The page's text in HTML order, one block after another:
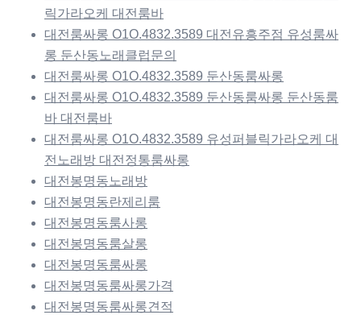
릭가라오케 대전룸바
대전룸싸롱 O1O.4832.3589 대전유흥주점 유성룸싸
롱 둔산동노래클럽문의
대전룸싸롱 O1O.4832.3589 둔산동룸싸롱
대전룸싸롱 O1O.4832.3589 둔산동룸싸롱 둔산동룸
바 대전룸바
대전룸싸롱 O1O.4832.3589 유성퍼블릭가라오케 대
전노래방 대전정통룸싸롱
대전봉명동노래방
대전봉명동란제리룸
대전봉명동룸사롱
대전봉명동룸살롱
대전봉명동룸싸롱
대전봉명동룸싸롱가격
대전봉명동룸싸롱견적